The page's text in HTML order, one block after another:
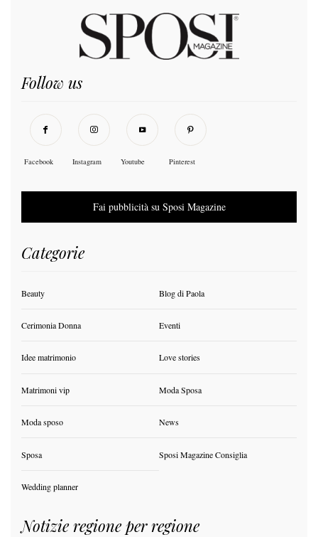
Follow us
Facebook Instagram Youtube Pinterest
Fai pubblicità su Sposi Magazine
Categorie
Beauty Blog di Paola
Cerimonia Donna Eventi
Idee matrimonio Love stories
Matrimoni vip Moda Sposa
Moda sposo News
Sposa Sposi Magazine Consiglia
Wedding planner
Notizie regione per regione